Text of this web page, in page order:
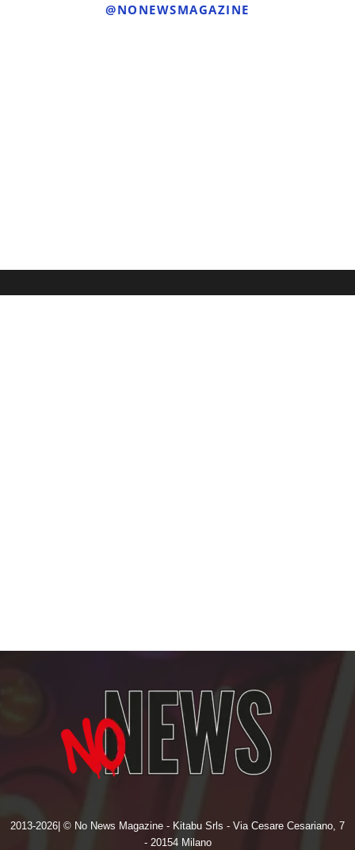
@NONEWSMAGAZINE
2013-2026| © No News Magazine - Kitabu Srls - Via Cesare Cesariano, 7
- 20154 Milano